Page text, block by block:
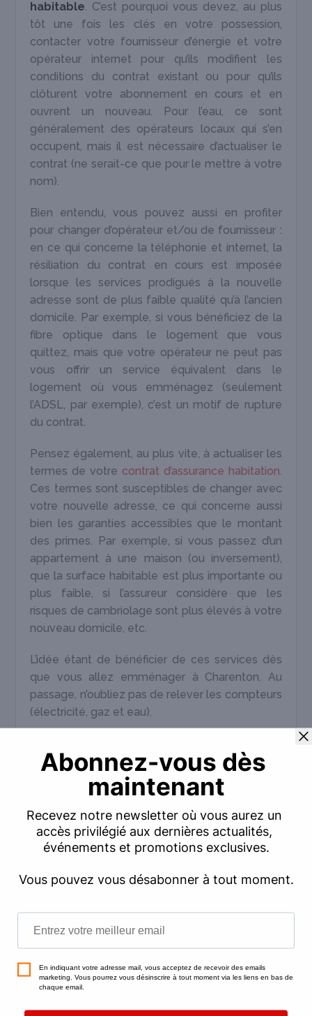
habitable . C’est pourquoi vous devez, au plus
tôt une fois les clés en votre possession,
contacter votre fournisseur d’énergie et votre
opérateur internet pour qu’ils modifient les
conditions du contrat existant ou pour qu’ils
clôturent votre abonnement en cours et en
ouvrent un nouveau. Pour l’eau, ce sont
généralement des opérateurs locaux qui s’en
occupent, mais il est nécessaire d’actualiser le
contrat (ne serait-ce que pour le mettre à votre
nom).
Bien entendu, vous pouvez aussi en profiter
pour changer d’opérateur et/ou de fournisseur :
en ce qui concerne la téléphonie et internet, la
résiliation du contrat en cours est imposée
lorsque les services prodigués à la nouvelle
adresse sont de plus faible qualité qu’à l’ancien
domicile. Par exemple, si vous bénéficiez de la
fibre optique dans le logement que vous
quittez, mais que votre opérateur ne peut pas
vous offrir un service équivalent dans le
logement où vous emménagez (seulement
l’ADSL, par exemple), c’est un motif de rupture
du contrat.
Pensez également, au plus vite, à actualiser les
termes de votre contrat d’assurance habitation
Ces termes sont susceptibles de changer avec
votre nouvelle adresse, ce qui concerne aussi
bien les garanties accessibles que le montant
des primes. Par exemple, si vous passez d’un
appartement à une maison (ou inversement),
que la surface habitable est plus importante ou
plus faible, si l’assureur considère que les
risques de cambriolage sont plus élevés à votre
nouveau domicile, etc.
L’idée étant de bénéficier de ces services dès
que vous allez emménager à Charenton. Au
passage, n’oubliez pas de relever les compteurs
(électricité, gaz et eau).
à Charenton avec rigueur
Pour vous faciliter la vie et emménager à
Charenton sans stress, il existe un certain
nombre de techniques à avoir en tête. On ne
parle pas, ici, de la préparation du
professionnels de confiance) ni du trajet qui
« emménagement » à proprement parler :
lorsque vous êtes parvenus à votre nouvelle
adresse avec toutes vos affaires. Voici quelques
conseils :
Si vous travaillez avec des déménageurs